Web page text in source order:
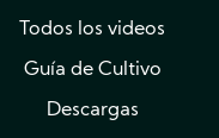
Todos los videos
Guía de Cultivo
Descargas